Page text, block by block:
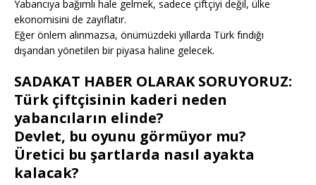
Yabancıya bağımlı hale gelmek, sadece çiftçiyi değil, ülke
ekonomisini de zayıflatır.
Eğer önlem alınmazsa, önümüzdeki yıllarda Türk fındığı
dışarıdan yönetilen bir piyasa haline gelecek.
SADAKAT HABER OLARAK SORUYORUZ:
Türk çiftçisinin kaderi neden
yabancıların elinde?
Devlet, bu oyunu görmüyor mu?
Üretici bu şartlarda nasıl ayakta
kalacak?